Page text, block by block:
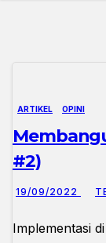
ARTIKEL OPINI
#2)
19/09/2022
Implementasi